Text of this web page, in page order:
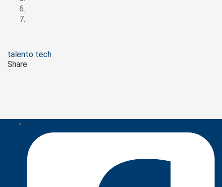
Tags
talento tech
Share